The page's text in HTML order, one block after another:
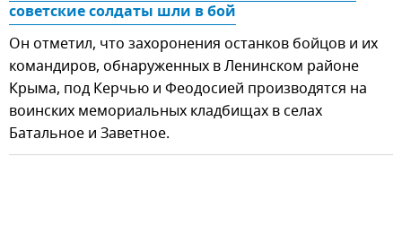
советские солдаты шли в бой
Он отметил, что захоронения останков бойцов и их
командиров, обнаруженных в Ленинском районе
Крыма, под Керчью и Феодосией производятся на
воинских мемориальных кладбищах в селах
Батальное и Заветное.